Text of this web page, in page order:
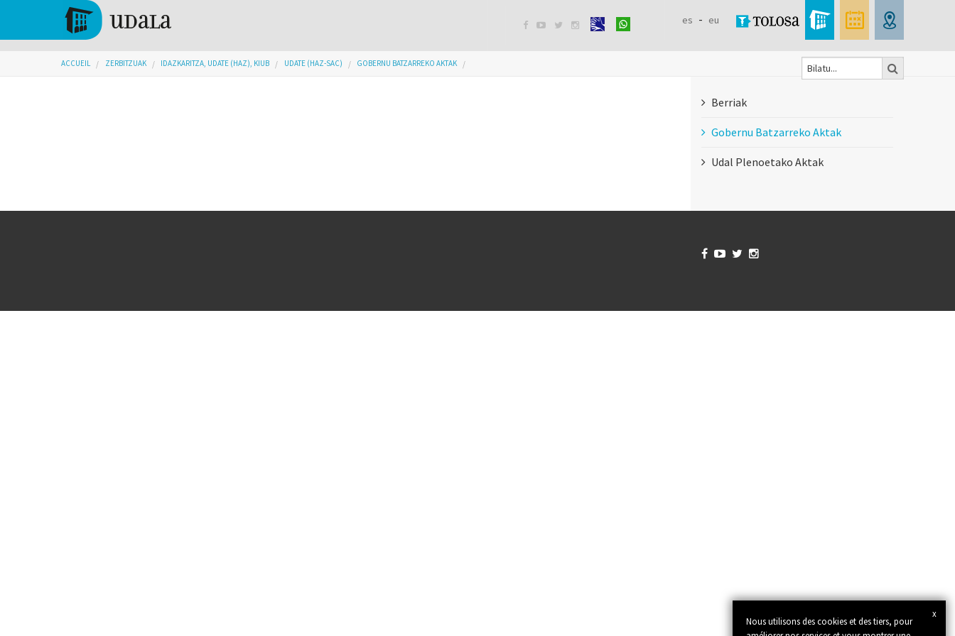
Aller au contenu principal
    es eu
Formulaire
recherche
Vous êtes ici
ACCUEIL ZERBITZUAK IDAZKARITZA, UDATE (HAZ), KIUB UDATE (HAZ-SAC) GOBERNU BATZARREKO AKTAK
Berriak
Gobernu Batzarreko Aktak
Udal Plenoetako Aktak
x
Nous utilisons des cookies et des tiers, pour
   